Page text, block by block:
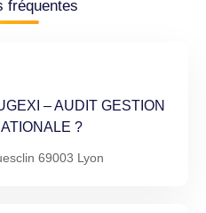
fréquentes
– AUDIT GESTION
?
69003 Lyon